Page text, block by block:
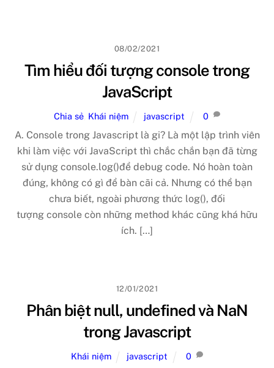
08/02/2021
Tìm hiểu đối tượng console trong
JavaScript
Chia sẻ, Khái niệm javascript 0
A. Console trong Javascript là gi? Là một lập trình viên
khi làm việc với JavaScript thì chắc chắn bạn đã từng
sử dụng console.log()để debug code. Nó hoàn toàn
đúng, không có gì để bàn cãi cả. Nhưng có thể bạn
chưa biết, ngoài phương thức log(), đối
tượng console còn những method khác cũng khá hữu
ích. […]
12/01/2021
Phân biệt null, undefined và NaN
trong Javascript
Khái niệm javascript 0